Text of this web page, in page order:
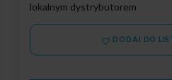
lokalnym dystrybutorem
DODAJ DO